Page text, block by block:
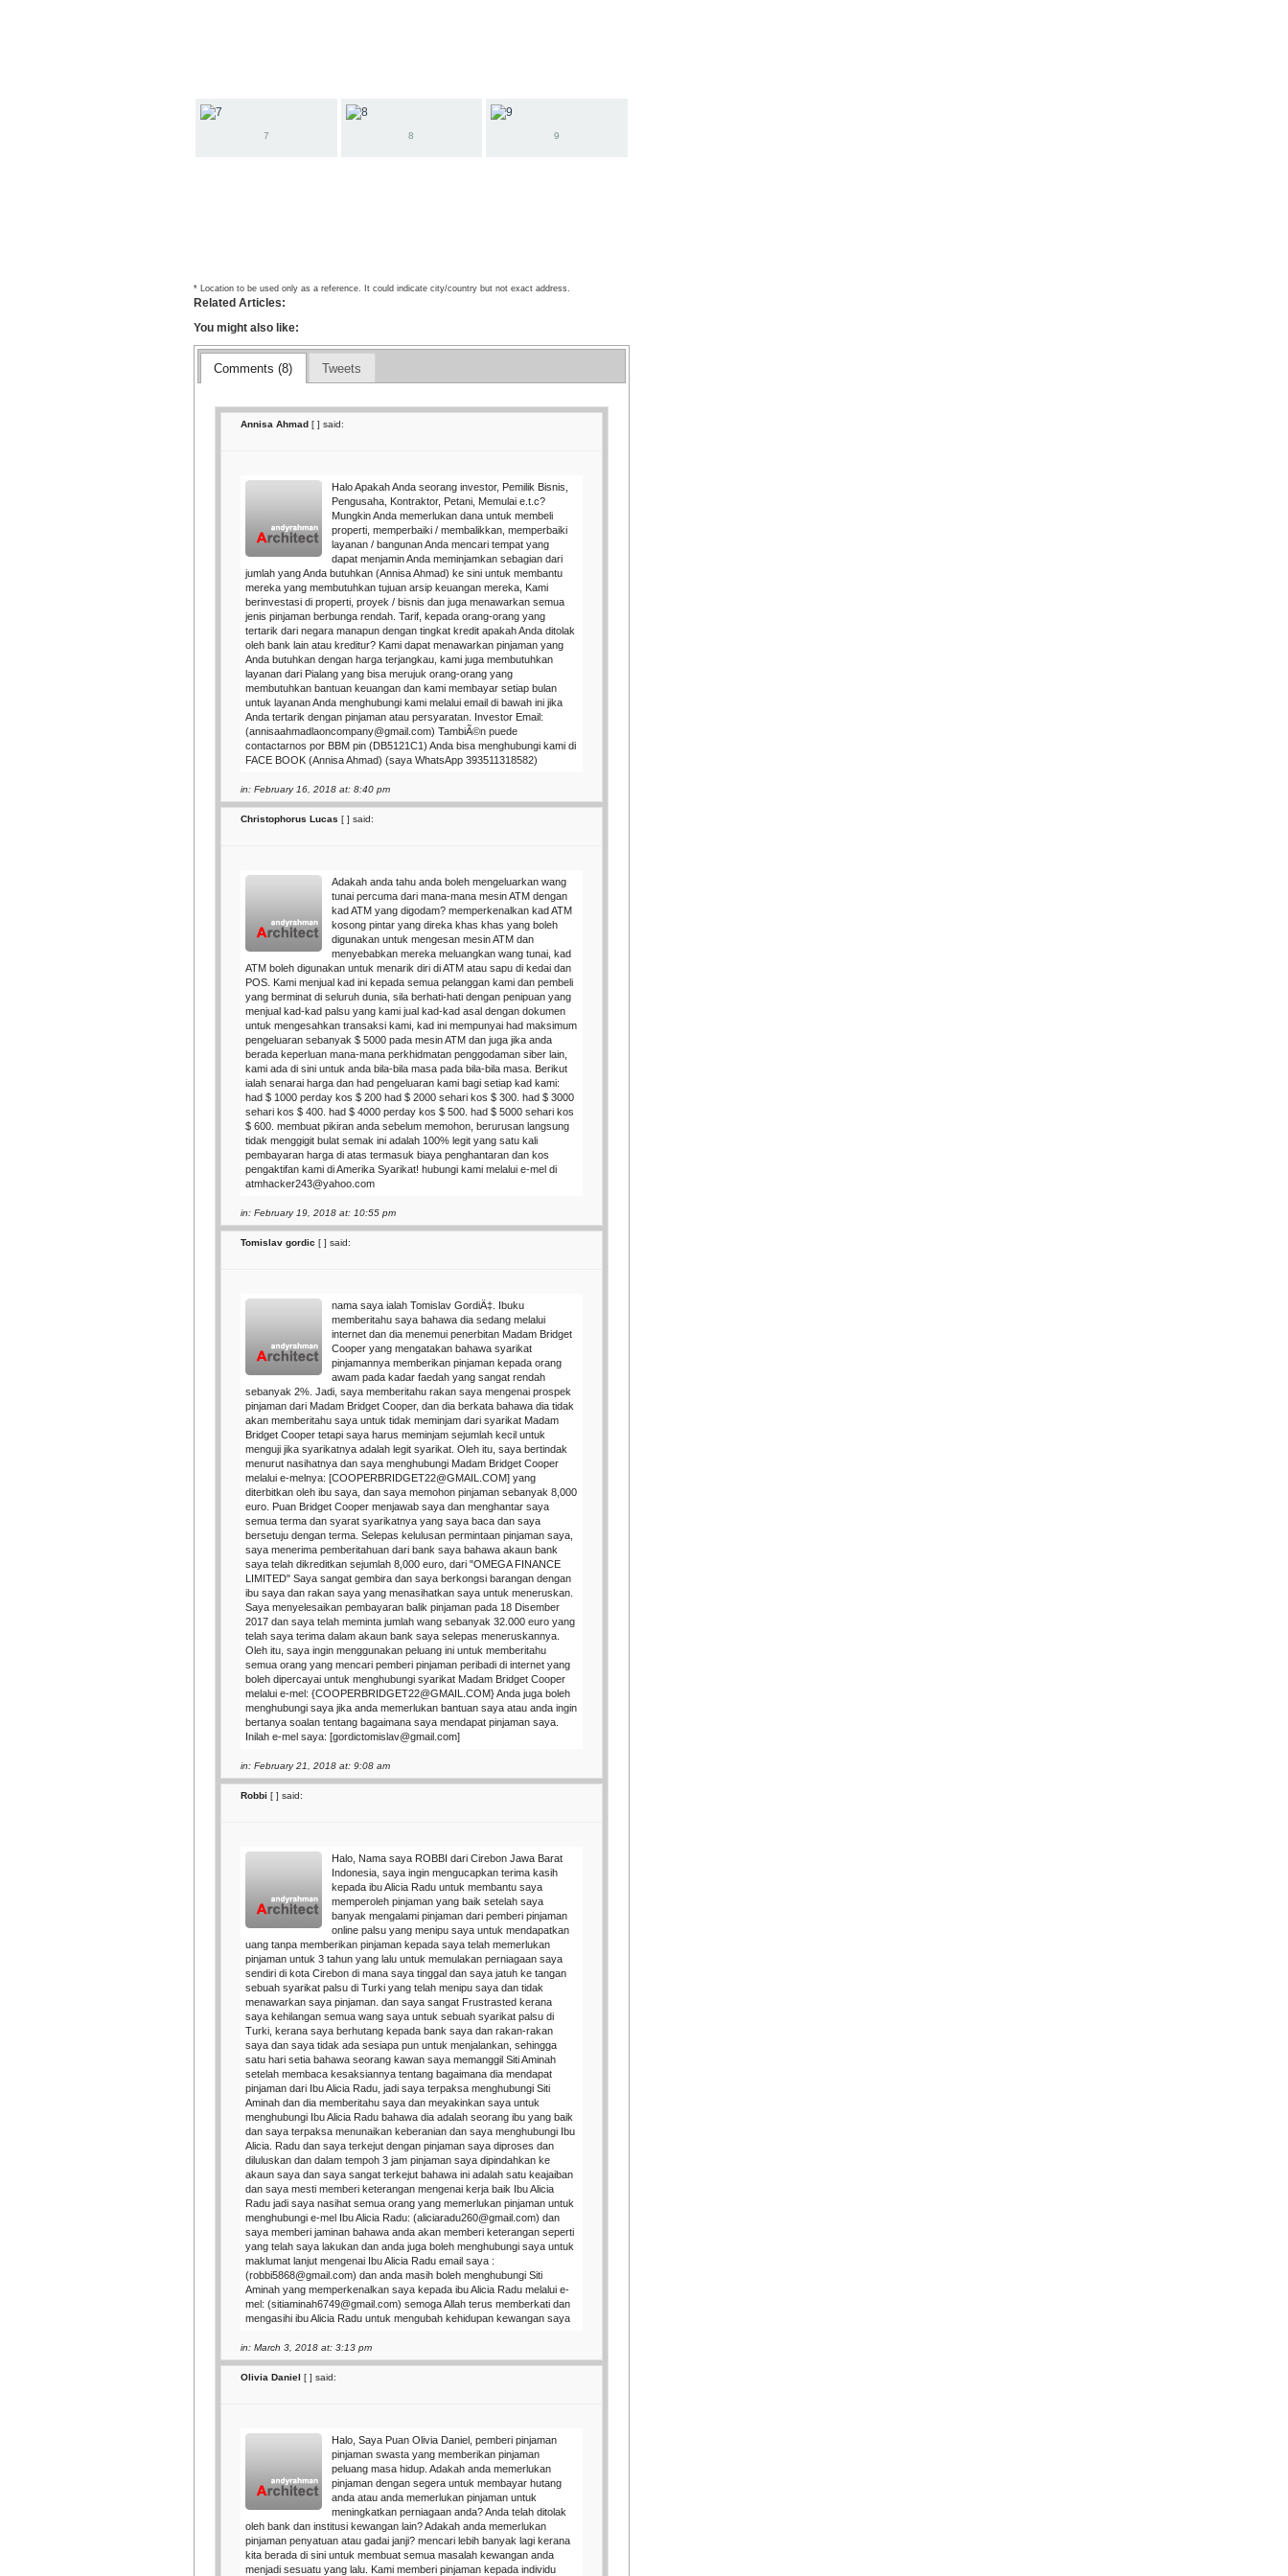
7 8 9
* Location to be used only as a reference. It could indicate city/country but not exact address.
Related Articles:
You might also like:
Comments (8) Tweets
Annisa Ahmad [] said:
Halo Apakah Anda seorang investor, Pemilik Bisnis,
Pengusaha, Kontraktor, Petani, Memulai e.t.c?
Mungkin Anda memerlukan dana untuk membeli
properti, memperbaiki / membalikkan, memperbaiki
layanan / bangunan Anda mencari tempat yang
dapat menjamin Anda meminjamkan sebagian dari
jumlah yang Anda butuhkan (Annisa Ahmad) ke sini untuk membantu
mereka yang membutuhkan tujuan arsip keuangan mereka, Kami
berinvestasi di properti, proyek / bisnis dan juga menawarkan semua
jenis pinjaman berbunga rendah. Tarif, kepada orang-orang yang
tertarik dari negara manapun dengan tingkat kredit apakah Anda ditolak
oleh bank lain atau kreditur? Kami dapat menawarkan pinjaman yang
Anda butuhkan dengan harga terjangkau, kami juga membutuhkan
layanan dari Pialang yang bisa merujuk orang-orang yang
membutuhkan bantuan keuangan dan kami membayar setiap bulan
untuk layanan Anda menghubungi kami melalui email di bawah ini jika
Anda tertarik dengan pinjaman atau persyaratan. Investor Email:
(annisaahmadlaoncompany@gmail.com) TambiÃ©n puede
contactarnos por BBM pin (DB5121C1) Anda bisa menghubungi kami di
FACE BOOK (Annisa Ahmad) (saya WhatsApp 393511318582)
in: February 16, 2018 at: 8:40 pm
Christophorus Lucas [] said:
Adakah anda tahu anda boleh mengeluarkan wang
tunai percuma dari mana-mana mesin ATM dengan
kad ATM yang digodam? memperkenalkan kad ATM
kosong pintar yang direka khas khas yang boleh
digunakan untuk mengesan mesin ATM dan
menyebabkan mereka meluangkan wang tunai, kad
ATM boleh digunakan untuk menarik diri di ATM atau sapu di kedai dan
POS. Kami menjual kad ini kepada semua pelanggan kami dan pembeli
yang berminat di seluruh dunia, sila berhati-hati dengan penipuan yang
menjual kad-kad palsu yang kami jual kad-kad asal dengan dokumen
untuk mengesahkan transaksi kami, kad ini mempunyai had maksimum
pengeluaran sebanyak $ 5000 pada mesin ATM dan juga jika anda
berada keperluan mana-mana perkhidmatan penggodaman siber lain,
kami ada di sini untuk anda bila-bila masa pada bila-bila masa. Berikut
ialah senarai harga dan had pengeluaran kami bagi setiap kad kami:
had $ 1000 perday kos $ 200 had $ 2000 sehari kos $ 300. had $ 3000
sehari kos $ 400. had $ 4000 perday kos $ 500. had $ 5000 sehari kos
$ 600. membuat pikiran anda sebelum memohon, berurusan langsung
tidak menggigit bulat semak ini adalah 100% legit yang satu kali
pembayaran harga di atas termasuk biaya penghantaran dan kos
pengaktifan kami di Amerika Syarikat! hubungi kami melalui e-mel di
atmhacker243@yahoo.com
in: February 19, 2018 at: 10:55 pm
Tomislav gordic [] said:
nama saya ialah Tomislav GordiÄ‡. Ibuku
memberitahu saya bahawa dia sedang melalui
internet dan dia menemui penerbitan Madam Bridget
Cooper yang mengatakan bahawa syarikat
pinjamannya memberikan pinjaman kepada orang
awam pada kadar faedah yang sangat rendah
sebanyak 2%. Jadi, saya memberitahu rakan saya mengenai prospek
pinjaman dari Madam Bridget Cooper, dan dia berkata bahawa dia tidak
akan memberitahu saya untuk tidak meminjam dari syarikat Madam
Bridget Cooper tetapi saya harus meminjam sejumlah kecil untuk
menguji jika syarikatnya adalah legit syarikat. Oleh itu, saya bertindak
menurut nasihatnya dan saya menghubungi Madam Bridget Cooper
melalui e-melnya: [COOPERBRIDGET22@GMAIL.COM] yang
diterbitkan oleh ibu saya, dan saya memohon pinjaman sebanyak 8,000
euro. Puan Bridget Cooper menjawab saya dan menghantar saya
semua terma dan syarat syarikatnya yang saya baca dan saya
bersetuju dengan terma. Selepas kelulusan permintaan pinjaman saya,
saya menerima pemberitahuan dari bank saya bahawa akaun bank
saya telah dikreditkan sejumlah 8,000 euro, dari "OMEGA FINANCE
LIMITED" Saya sangat gembira dan saya berkongsi barangan dengan
ibu saya dan rakan saya yang menasihatkan saya untuk meneruskan.
Saya menyelesaikan pembayaran balik pinjaman pada 18 Disember
2017 dan saya telah meminta jumlah wang sebanyak 32.000 euro yang
telah saya terima dalam akaun bank saya selepas meneruskannya.
Oleh itu, saya ingin menggunakan peluang ini untuk memberitahu
semua orang yang mencari pemberi pinjaman peribadi di internet yang
boleh dipercayai untuk menghubungi syarikat Madam Bridget Cooper
melalui e-mel: {COOPERBRIDGET22@GMAIL.COM} Anda juga boleh
menghubungi saya jika anda memerlukan bantuan saya atau anda ingin
bertanya soalan tentang bagaimana saya mendapat pinjaman saya.
Inilah e-mel saya: [gordictomislav@gmail.com]
in: February 21, 2018 at: 9:08 am
Robbi[] said:
Halo, Nama saya ROBBI dari Cirebon Jawa Barat
Indonesia, saya ingin mengucapkan terima kasih
kepada ibu Alicia Radu untuk membantu saya
memperoleh pinjaman yang baik setelah saya
banyak mengalami pinjaman dari pemberi pinjaman
online palsu yang menipu saya untuk mendapatkan
uang tanpa memberikan pinjaman kepada saya telah memerlukan
pinjaman untuk 3 tahun yang lalu untuk memulakan perniagaan saya
sendiri di kota Cirebon di mana saya tinggal dan saya jatuh ke tangan
sebuah syarikat palsu di Turki yang telah menipu saya dan tidak
menawarkan saya pinjaman. dan saya sangat Frustrasted kerana
saya kehilangan semua wang saya untuk sebuah syarikat palsu di
Turki, kerana saya berhutang kepada bank saya dan rakan-rakan
saya dan saya tidak ada sesiapa pun untuk menjalankan, sehingga
satu hari setia bahawa seorang kawan saya memanggil Siti Aminah
setelah membaca kesaksiannya tentang bagaimana dia mendapat
pinjaman dari Ibu Alicia Radu, jadi saya terpaksa menghubungi Siti
Aminah dan dia memberitahu saya dan meyakinkan saya untuk
menghubungi Ibu Alicia Radu bahawa dia adalah seorang ibu yang baik
dan saya terpaksa menunaikan keberanian dan saya menghubungi Ibu
Alicia. Radu dan saya terkejut dengan pinjaman saya diproses dan
diluluskan dan dalam tempoh 3 jam pinjaman saya dipindahkan ke
akaun saya dan saya sangat terkejut bahawa ini adalah satu keajaiban
dan saya mesti memberi keterangan mengenai kerja baik Ibu Alicia
Radu jadi saya nasihat semua orang yang memerlukan pinjaman untuk
menghubungi e-mel Ibu Alicia Radu: (aliciaradu260@gmail.com) dan
saya memberi jaminan bahawa anda akan memberi keterangan seperti
yang telah saya lakukan dan anda juga boleh menghubungi saya untuk
maklumat lanjut mengenai Ibu Alicia Radu email saya :
(robbi5868@gmail.com) dan anda masih boleh menghubungi Siti
Aminah yang memperkenalkan saya kepada ibu Alicia Radu melalui e-
mel: (sitiaminah6749@gmail.com) semoga Allah terus memberkati dan
mengasihi ibu Alicia Radu untuk mengubah kehidupan kewangan saya
in: March 3, 2018 at: 3:13 pm
Olivia Daniel [] said:
Halo, Saya Puan Olivia Daniel, pemberi pinjaman
pinjaman swasta yang memberikan pinjaman
peluang masa hidup. Adakah anda memerlukan
pinjaman dengan segera untuk membayar hutang
anda atau anda memerlukan pinjaman untuk
meningkatkan perniagaan anda? Anda telah ditolak
oleh bank dan institusi kewangan lain? Adakah anda memerlukan
pinjaman penyatuan atau gadai janji? mencari lebih banyak lagi kerana
kita berada di sini untuk membuat semua masalah kewangan anda
menjadi sesuatu yang lalu. Kami memberi pinjaman kepada individu